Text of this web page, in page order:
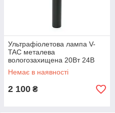
Ультрафіолетова лампа V-
TAC металева
вологозахищена 20Вт 24В
Немає в наявності
2 100 ₴